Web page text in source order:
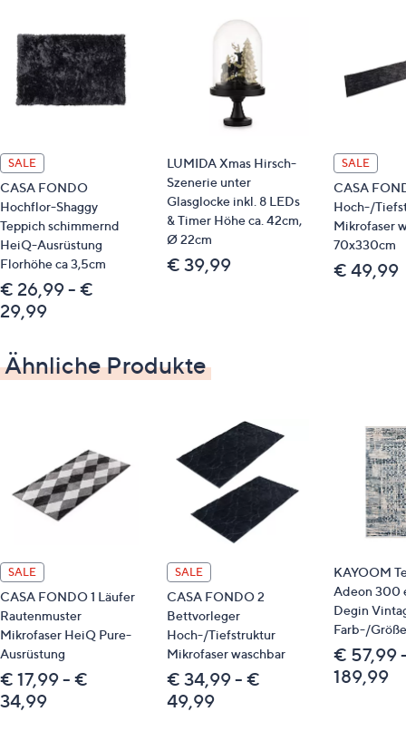
ca. 80 x 150 cm
Material
80 % Baumwolle, 11 % Polyester, 6 % Viskose, 3 %
Identifikationsnummer
GTIN: 4056216448712
Gut zu wissen
Bitte beachten
Packstation oder ins Ausland lieferbar.
SALE
CASA FONDO
Hochflor-Shaggy
Teppich schimmernd
HeiQ-Ausrüstung
Florhöhe ca 3,5cm
€ 26,99 - €
29,99
LUMIDA Xmas Hirsch-
Szenerie unter
Glasglocke inkl. 8 LEDs
& Timer Höhe ca. 42cm,
Ø 22cm
€ 39,99
SALE
CASA
Hoch-/
Mikrofaser
70x330cm
€ 49,99
Ähnliche Produkte
SALE
CASA FONDO 1 Läufer
Rautenmuster
Mikrofaser HeiQ Pure-
Ausrüstung
€ 17,99 - €
34,99
SALE
CASA FONDO 2
Bettvorleger
Hoch-/Tiefstruktur
Mikrofaser waschbar
€ 34,99 - €
49,99
KAYOOM
Adeon 300
Degin
Farb-/
€ 57,99
189,99